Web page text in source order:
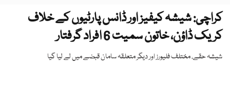
کراچی: شیشہ کیفیز اور ڈانس پارٹیوں کے خلاف
کریک ڈاؤن، خاتون سمیت 6 افراد گرفتار
شیشہ حقے، مختلف فلیورز اور دیگر متعلقہ سامان قبضے میں لے لیا گیا